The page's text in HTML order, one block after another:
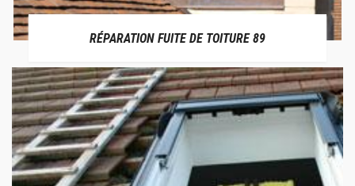
RÉPARATION FUITE DE TOITURE 89